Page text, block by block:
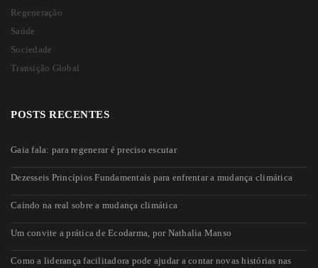
Regeneração
Saúde
Sociedade
Transição Global
POSTS RECENTES
Gaia fala: para regenerar é preciso escutar
Dezesseis Princípios Fundamentais para enfrentar a mudança climática
Caindo na real sobre a mudança climática
Um convite a prática de Ecodarma, por Nathalia Manso
Como a liderança facilitadora pode ajudar a contar novas histórias nas